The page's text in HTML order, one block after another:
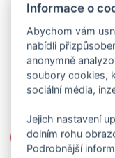
Informace o
Abychom vám
nabídli
anonymně
soubory cookies,
sociální média,
Jejich nastavení
dolním rohu
Podrobnější